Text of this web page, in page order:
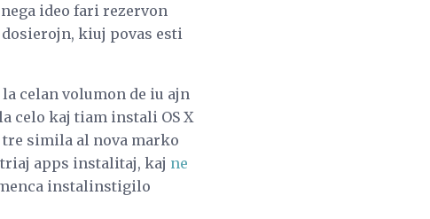
ideo fari rezervon
kiuj povas esti
celan volumon de iu ajn
celo kaj tiam instali OS X
simila al nova marko
apps instalitaj, kaj ne
instalinstigilo